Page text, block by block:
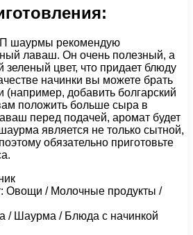
шаурмы рекомендую
лаваш. Он очень полезный, а
зеленый цвет, что придает блюду
начинки вы можете брать
добавить болгарский
положить больше сыра в
перед подачей, аромат будет
является не только сытной,
обязательно приготовьте
Овощи / Молочные продукты /
/ Шаурма / Блюда с начинкой